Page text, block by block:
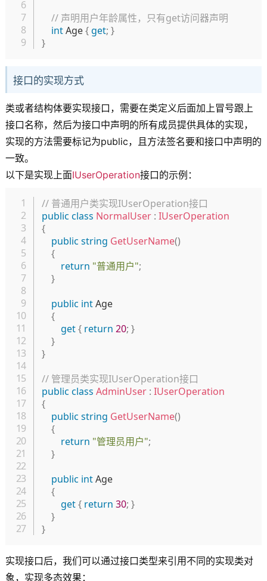
// 声明用户年龄属性，只有get访问器声明
int Age {get; }
}
接口的实现方式
类或者结构体要实现接口，需要在类定义后面加上冒号跟上
接口名称，然后为接口中声明的所有成员提供具体的实现，
实现的方法需要标记为public，且方法签名要和接口中声明的
一致。
以下是实现上面IUserOperation接口的示例：
// 普通用户类实现IUserOperation接口
public class NormalUser : IUserOperation
{
public string GetUserName()
{
return "普通用户";
}
public int Age
{
get{ return 20; }
}
}
// 管理员类实现IUserOperation接口
public class AdminUser : IUserOperation
{
public string GetUserName()
{
return "管理员用户";
}
public int Age
{
get{ return 30; }
}
}
实现接口后，我们可以通过接口类型来引用不同的实现类对
象，实现多态效果：